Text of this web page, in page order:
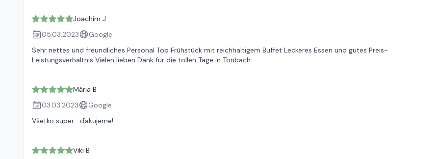
Joachim J
05.03.2023
Google
Sehr nettes und freundliches Personal Top Frühstück mit reichhaltigem Buffet Leckeres Essen und gutes Preis-
Leistungsverhältnis Vielen lieben Dank für die tollen Tage in Tonbach
Mária B
03.03.2023
Google
Všetko super… ďakujeme!
Viki B